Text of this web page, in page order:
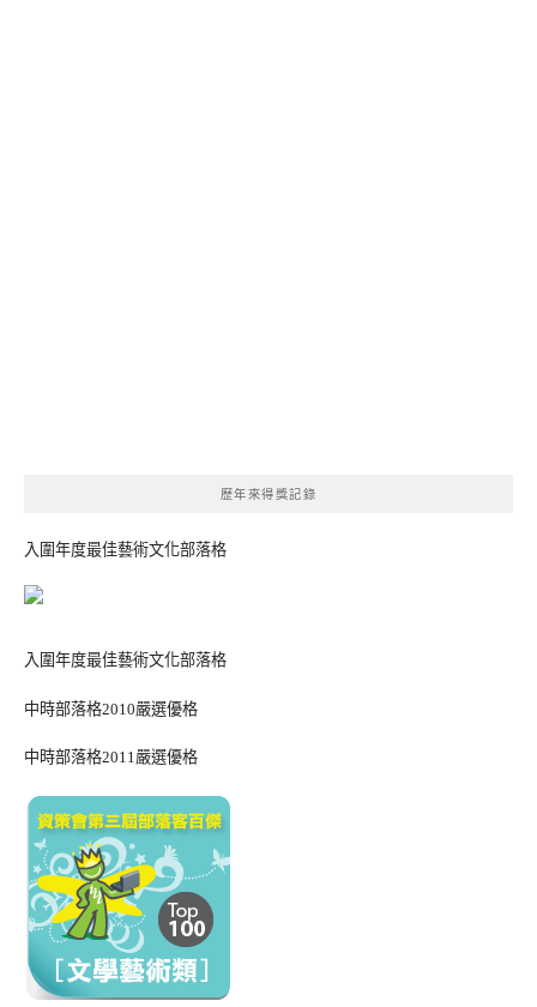
歷年來得獎記錄
入圍年度最佳藝術文化部落格
入圍年度最佳藝術文化部落格
中時部落格2010嚴選優格
中時部落格2011嚴選優格